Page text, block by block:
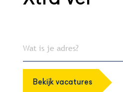
Bekijk vacatures